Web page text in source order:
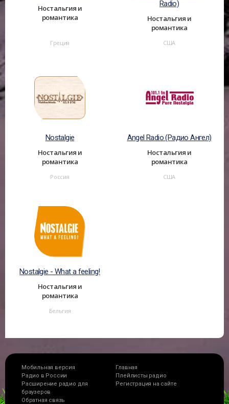
Ностальгия и
романтика
Греция
Radio)
Ностальгия и
романтика
США
Nostalgie
Ностальгия и
романтика
Россия
Angel Radio (Радио Ангел)
Ностальгия и
романтика
США
Nostalgie - What a feeling!
Ностальгия и
романтика
Бельгия
Мобильная версия
Главная
Радио в России
Плейлисты радио
Расширение радио для
браузеров
Регистрация на сайте
Обратная связь